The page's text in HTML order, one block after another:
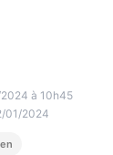
5
à 10h45
01/2024